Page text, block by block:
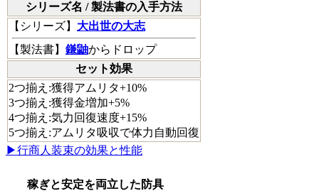
シリーズ名 / 製法書の入手方法
【 シリーズ】 大出世の大志
【製法書】 鎌鼬からドロップ
セット効果
2つ揃え:獲得アムリタ+10%
3つ揃え:獲得金増加+5%
4つ揃え:気力回復速度+15%
5つ揃え:アムリタ吸収で体力自動回復
▶行商人装束の効果と性能
稼ぎと安定を両立した防具